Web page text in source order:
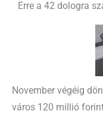
Erre a 42 dologra
November végéig
város 120 millió